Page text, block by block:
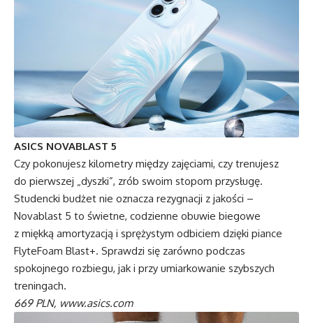
ASICS NOVABLAST 5
Czy pokonujesz kilometry między zajęciami, czy trenujesz
do pierwszej „dyszki”, zrób swoim stopom przysługę.
Studencki budżet nie oznacza rezygnacji z jakości –
Novablast 5 to świetne, codzienne obuwie biegowe
z miękką amortyzacją i sprężystym odbiciem dzięki piance
FlyteFoam Blast+. Sprawdzi się zarówno podczas
spokojnego rozbiegu, jak i przy umiarkowanie szybszych
treningach.
669 PLN, www.asics.com